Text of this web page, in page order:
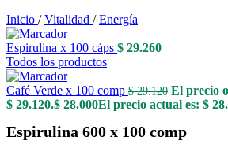
Inicio / Vitalidad / Energía
Espirulina x 100 cáps $ 29.260
Todos los productos
Café Verde x 100 comp $29.120 El precio
$ 29.120.$ 28.000El precio actual es: $
Espirulina 600 x 100 comp